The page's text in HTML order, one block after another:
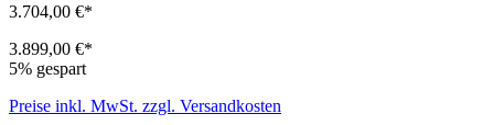
3.704,00 €*
3.899,00 €*
5% gespart
Preise inkl. MwSt. zzgl. Versandkosten